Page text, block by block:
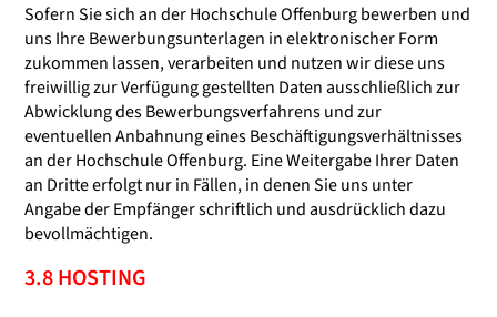
Sofern Sie sich an der Hochschule Offenburg bewerben und
uns Ihre Bewerbungsunterlagen in elektronischer Form
zukommen lassen, verarbeiten und nutzen wir diese uns
freiwillig zur Verfügung gestellten Daten ausschließlich zur
Abwicklung des Bewerbungsverfahrens und zur
eventuellen Anbahnung eines Beschäftigungsverhältnisses
an der Hochschule Offenburg. Eine Weitergabe Ihrer Daten
an Dritte erfolgt nur in Fällen, in denen Sie uns unter
Angabe der Empfänger schriftlich und ausdrücklich dazu
bevollmächtigen.
3.8 HOSTING